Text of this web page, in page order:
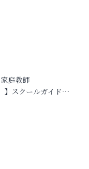
庭教師
】スクールガイド…